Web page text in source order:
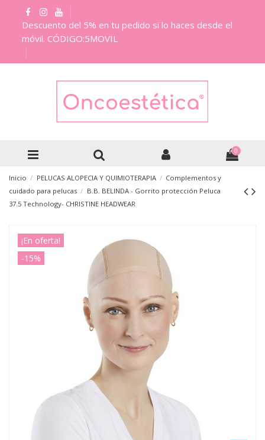
Descuento del 5% en tu pedido si lo haces desde el
móvil. CÓDIGO:5MOVIL
0
Inicio PELUCAS ALOPECIA Y QUIMIOTERAPIA
Complementos y
cuidado para pelucas
B.B. BELINDA - Gorrito protección Peluca
37.5 Technology- CHRISTINE HEADWEAR
¡En oferta!
-15%